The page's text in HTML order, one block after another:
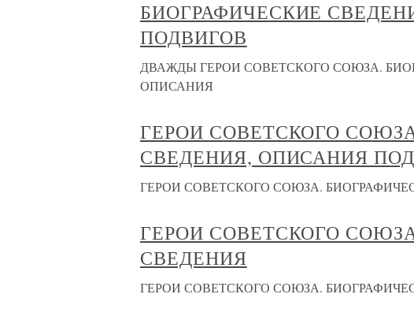
БИОГРАФИЧЕСКИЕ
ПОДВИГОВ
ДВАЖДЫ ГЕРОИ СОВЕТСКОГО СОЮЗА.
ОПИСАНИЯ
ГЕРОИ СОВЕТСКОГО
СВЕДЕНИЯ, ОПИСАНИЯ
ГЕРОИ СОВЕТСКОГО СОЮЗА.
ГЕРОИ СОВЕТСКОГО
СВЕДЕНИЯ
ГЕРОИ СОВЕТСКОГО СОЮЗА.